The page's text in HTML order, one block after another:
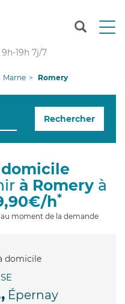
T
n
g
19h 7j/7
Marne Romery
Rechercher
domicile
à Romeryà
h*
moment de la demande
Épernay